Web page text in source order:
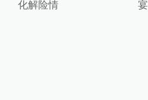
化解险情
宴